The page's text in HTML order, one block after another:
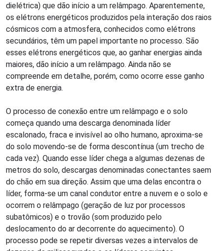
dielétrica) que dão início a um relâmpago. Aparentemente,
os elétrons energéticos produzidos pela interação dos raios
cósmicos com a atmosfera, conhecidos como elétrons
secundários, têm um papel importante no processo. São
esses elétrons energéticos que, ao ganhar energias ainda
maiores, dão início a um relâmpago. Ainda não se
compreende em detalhe, porém, como ocorre esse ganho
extra de energia.
O processo de conexão entre um relâmpago e o solo
começa quando uma descarga denominada líder
escalonado, fraca e invisível ao olho humano, aproxima-se
do solo movendo-se de forma descontínua (um trecho de
cada vez). Quando esse líder chega a algumas dezenas de
metros do solo, descargas denominadas conectantes saem
do chão em sua direção. Assim que uma delas encontra o
líder, forma-se um canal condutor entre a nuvem e o solo e
ocorrem o relâmpago (geração de luz por processos
subatômicos) e o trovão (som produzido pelo
deslocamento do ar decorrente do aquecimento). O
processo pode se repetir diversas vezes a intervalos de